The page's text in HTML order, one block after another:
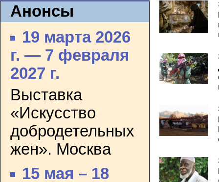
Анонсы
19 марта 2026
г. — 7 февраля
2027 г.
Выставка
«Искусство
добродетельных
жен». Москва
15 мая – 18